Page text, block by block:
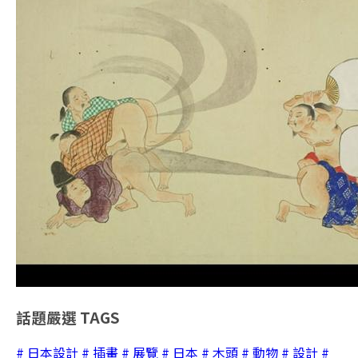
話題嚴選 TAGS
# 日本設計 # 插畫 # 展覽 # 日本 # 木頭 # 動物 # 設計 #